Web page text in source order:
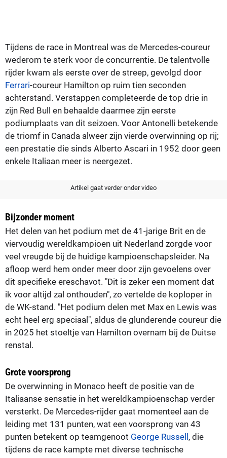
Tijdens de race in Montreal was de Mercedes-coureur
wederom te sterk voor de concurrentie. De talentvolle
rijder kwam als eerste over de streep, gevolgd door
Ferrari-coureur Hamilton op ruim tien seconden
achterstand. Verstappen completeerde de top drie in
zijn Red Bull en behaalde daarmee zijn eerste
podiumplaats van dit seizoen. Voor Antonelli betekende
de triomf in Canada alweer zijn vierde overwinning op rij;
een prestatie die sinds Alberto Ascari in 1952 door geen
enkele Italiaan meer is neergezet.
Artikel gaat verder onder video
Bijzonder moment
Het delen van het podium met de 41-jarige Brit en de
viervoudig wereldkampioen uit Nederland zorgde voor
veel vreugde bij de huidige kampioenschapsleider. Na
afloop werd hem onder meer door zijn gevoelens over
dit specifieke ereschavot. "Dit is zeker een moment dat
ik voor altijd zal onthouden", zo vertelde de koploper in
de WK-stand. "Het podium delen met Max en Lewis was
echt heel erg speciaal", aldus de glunderende coureur die
in 2025 het stoeltje van Hamilton overnam bij de Duitse
renstal.
Grote voorsprong
De overwinning in Monaco heeft de positie van de
Italiaanse sensatie in het wereldkampioenschap verder
versterkt. De Mercedes-rijder gaat momenteel aan de
leiding met 131 punten, wat een voorsprong van 43
punten betekent op teamgenoot George Russell, die
tijdens de race kampte met diverse technische